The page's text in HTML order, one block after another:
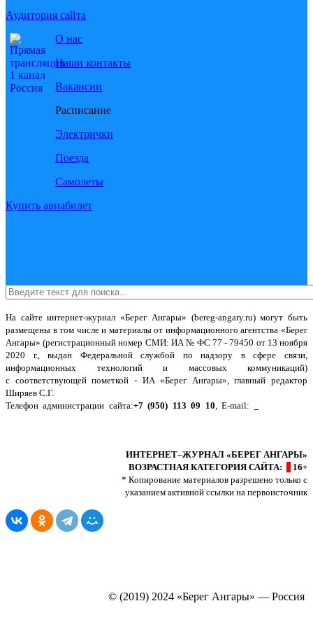
Аудитория сайта
О нас
Наши контакты
Вакансии
Расписание
Электрички
Поезда
Самолеты
Купить авиабилет
На сайте интернет-журнал«Берег Ангары» (bereg-angary.ru) могут быть
размещены в том числеи материалы от информационного агентства «Берег
Ангары» (регистрационный номер СМИ: ИА № ФС 77 - 79450 от 13 ноября
2020 г., выдан Федеральной службой по надзору в сфере связи,
информационных технологий и массовых коммуникаций)
с соответствующей пометкой - ИА «Берег Ангары», главный редактор
Ширяев С.Г.
Телефон администрации сайта:+7 (950) 113 09 10, E-mail:
ИНТЕРНЕТ–ЖУРНАЛ «БЕРЕГ АНГАРЫ»
ВОЗРАСТНАЯ КАТЕГОРИЯ САЙТА:
16+
* Копирование материалов разрешено только с
указанием активной ссылки на первоисточник
© (2019) 2024 «Берег Ангары» — Россия